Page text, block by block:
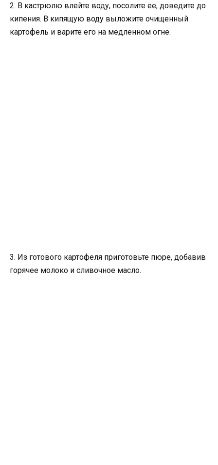
2. В кастрюлю влейте воду, посолите ее, доведите до
кипения. В кипящую воду выложите очищенный
картофель и варите его на медленном огне.
3. Из готового картофеля приготовьте пюре, добавив
горячее молоко и сливочное масло.